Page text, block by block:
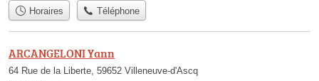
Horaires Téléphone
ARCANGELONI Yann
64 Rue de la Liberte, 59652 Villeneuve-d'Ascq